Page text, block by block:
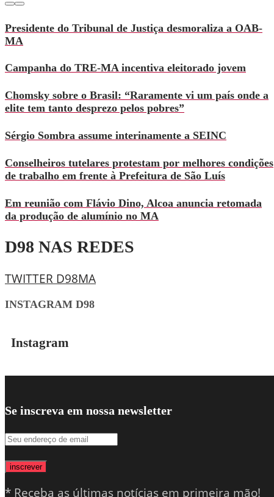
Presidente do Tribunal de Justiça desmoraliza a OAB-
MA
Campanha do TRE-MA incentiva eleitorado jovem
Chomsky sobre o Brasil: “Raramente vi um país onde a
elite tem tanto desprezo pelos pobres”
Sérgio Sombra assume interinamente a SEINC
Conselheiros tutelares protestam por melhores condições
de trabalho em frente à Prefeitura de São Luís
Em reunião com Flávio Dino, Alcoa anuncia retomada
da produção de alumínio no MA
D98 NAS REDES
TWITTER D98MA
INSTAGRAM D98
Instagram
Se inscreva em nossa newsletter
inscrever
* Receba as últimas notícias em primeira mão!